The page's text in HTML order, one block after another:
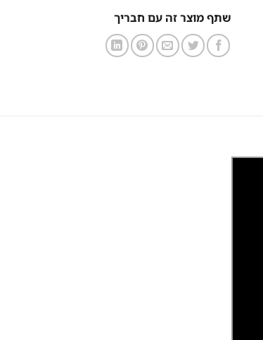
שתף מוצר זה עם חבריך